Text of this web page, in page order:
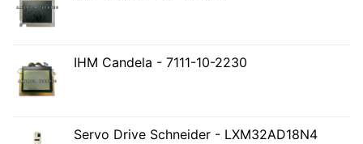
IHM Candela - 7111-10-2230
Servo Drive Schneider - LXM32AD18N4